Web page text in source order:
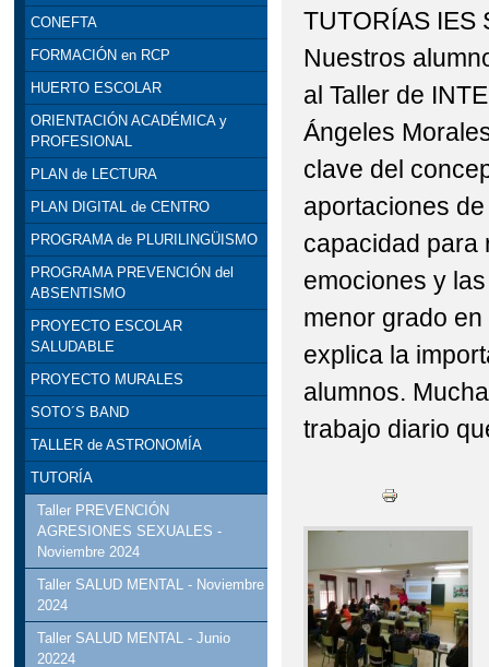
CONEFTA
FORMACIÓN en RCP
HUERTO ESCOLAR
ORIENTACIÓN ACADÉMICA y
PROFESIONAL
PLAN de LECTURA
PLAN DIGITAL de CENTRO
PROGRAMA de PLURILINGÜISMO
PROGRAMA PREVENCIÓN del
ABSENTISMO
PROYECTO ESCOLAR
SALUDABLE
PROYECTO MURALES
SOTO´S BAND
TALLER de ASTRONOMÍA
TUTORÍA
Taller PREVENCIÓN
AGRESIONES SEXUALES -
Noviembre 2024
Taller SALUD MENTAL - Noviembre
2024
Taller SALUD MENTAL - Junio
20224
TUTORÍAS IES
Nuestros
al Taller de
Ángeles
clave del
aportaciones
capacidad para
emociones y
menor grado
explica la
alumnos.
trabajo diario